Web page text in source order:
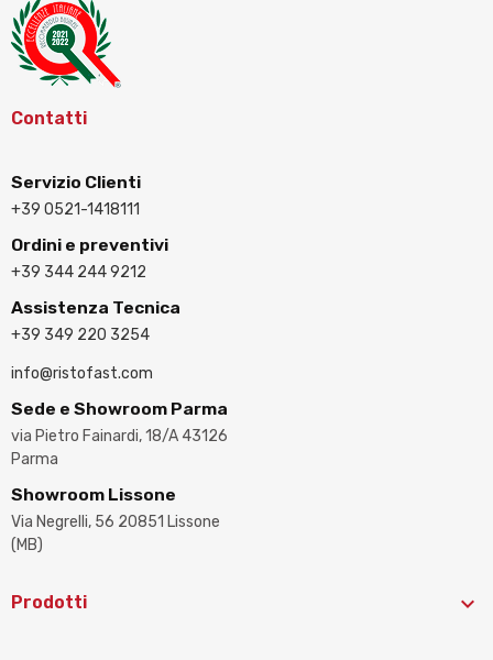
Contatti
Servizio Clienti
+39 0521-1418111
Ordini e preventivi
+39 344 244 9212
Assistenza Tecnica
+39 349 220 3254
info@ristofast.com
Sede e Showroom Parma
via Pietro Fainardi, 18/A 43126
Parma
Showroom Lissone
Via Negrelli, 56 20851 Lissone
(MB)
Prodotti 